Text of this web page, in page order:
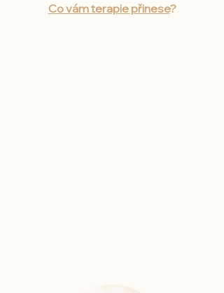
Co vám terapie přinese?